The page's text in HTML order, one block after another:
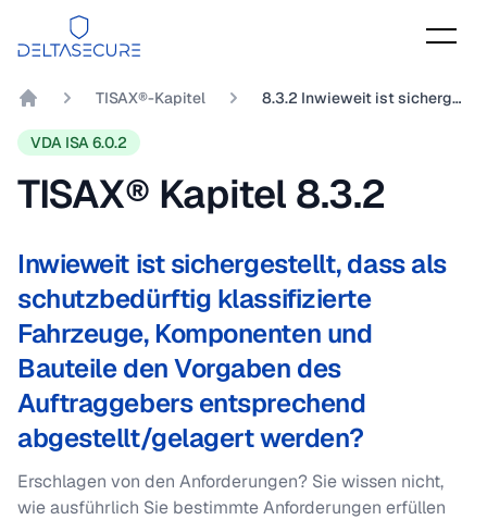
DeltaSecure
TISAX®-Kapitel 8.3.2 Inwieweit ist sichergestellt, dass als schutzbedürftig klassifizierte Fahrzeuge, Komponenten und Bauteile den Vorgaben des Auftraggebers entsprechend abgestellt/gelagert werden?
VDA ISA 6.0.2
TISAX® Kapitel 8.3.2
Inwieweit ist sichergestellt, dass als
schutzbedürftig klassifizierte
Fahrzeuge, Komponenten und
Bauteile den Vorgaben des
Auftraggebers entsprechend
abgestellt/gelagert werden?
Erschlagen von den Anforderungen? Sie wissen nicht,
wie ausführlich Sie bestimmte Anforderungen erfüllen